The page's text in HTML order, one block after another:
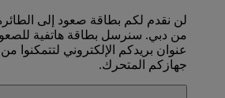
لن نقدم لكم بطاقة صعود إلى
من دبي. سنرسل بطاقة هاتفية
عنوان بريدكم الإلكتروني لتتمكنوا
جهازكم المتحرك.